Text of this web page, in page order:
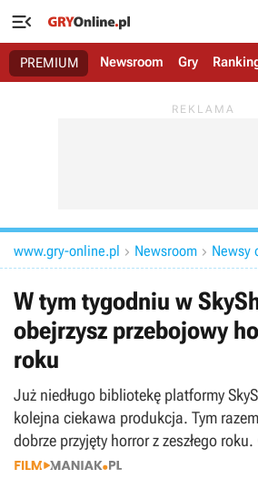

PREMIUM Newsroom Gry
www.gry-online.pl  Newsroom  Newsy
W tym tygodniu w
obejrzysz przebojowy
roku
Już niedługo bibliotekę platformy
kolejna ciekawa produkcja. Tym
dobrze przyjęty horror z zeszłego